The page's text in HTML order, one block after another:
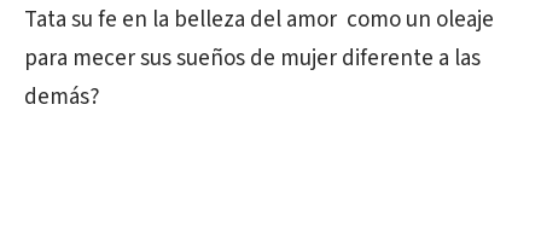
Tata su fe en la belleza del amor como un oleaje
para mecer sus sueños de mujer diferente a las
demás?